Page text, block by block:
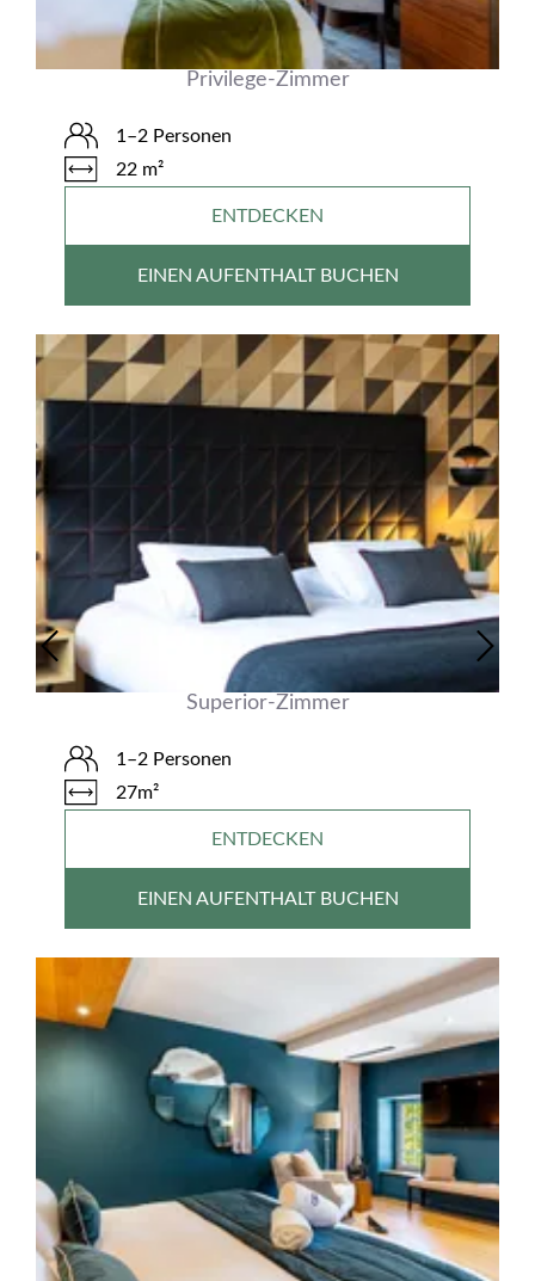
Privilege-Zimmer
1–2 Personen
22 m²
ENTDECKEN
EINEN AUFENTHALT BUCHEN
Superior-Zimmer
1–2 Personen
27m²
ENTDECKEN
EINEN AUFENTHALT BUCHEN